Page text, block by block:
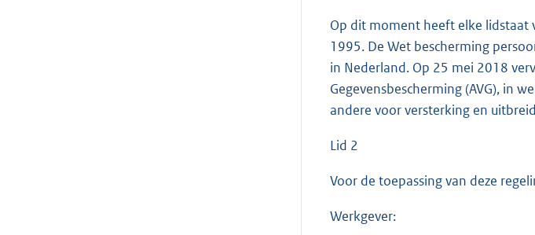
Op dit moment heeft elke lidstaat
1995. De Wet bescherming
in Nederland. Op 25 mei 2018
Gegevensbescherming (AVG), in
andere voor versterking en
Lid 2
Voor de toepassing van deze
Werkgever: